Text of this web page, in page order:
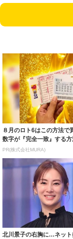
８月のロト6はこの方法で
数字が『完全一致』する
PR(株式会社MURA)
北川景子の右胸に…ネット